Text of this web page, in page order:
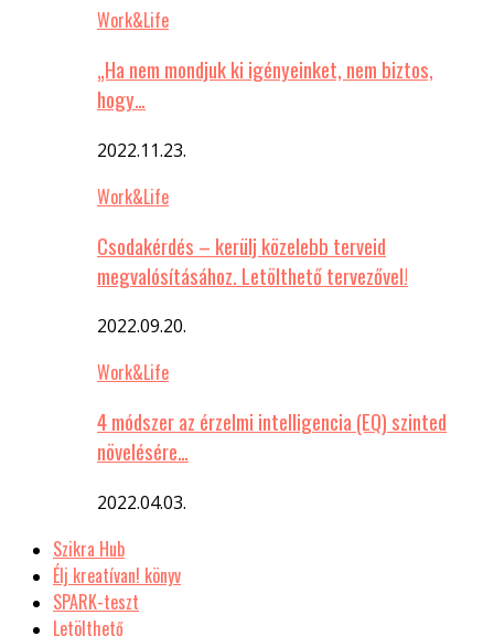
Work&Life
„Ha nem mondjuk ki igényeinket, nem biztos,
hogy…
2022.11.23.
Work&Life
Csodakérdés – kerülj közelebb terveid
megvalósításához. Letölthető tervezővel!
2022.09.20.
Work&Life
4 módszer az érzelmi intelligencia (EQ) szinted
növelésére…
2022.04.03.
Szikra Hub
Élj kreatívan! könyv
SPARK-teszt
Letölthető